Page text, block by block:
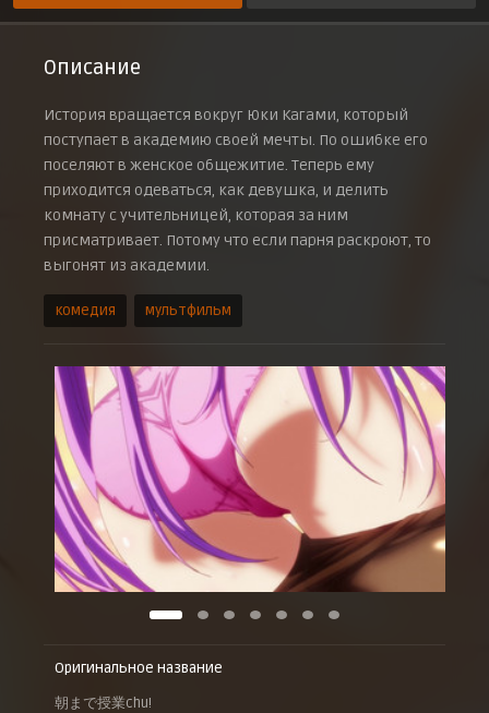
Описание
История вращается вокруг Юки Кагами, который
поступает в академию своей мечты. По ошибке его
поселяют в женское общежитие. Теперь ему
приходится одеваться, как девушка, и делить
комнату с учительницей, которая за ним
присматривает. Потому что если парня раскроют, то
выгонят из академии.
комедия мультфильм
Оригинальное название
朝まで授業chu!